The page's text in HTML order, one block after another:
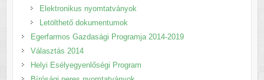
Elektronikus nyomtatványok
Letölthető dokumentumok
Egerfarmos Gazdasági Programja 2014-2019
Választás 2014
Helyi Esélyegyenlőségi Program